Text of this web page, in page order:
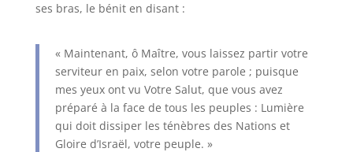
ses bras, le bénit en disant :
« Maintenant, ô Maître, vous laissez partir votre
serviteur en paix, selon votre parole ; puisque
mes yeux ont vu Votre Salut, que vous avez
préparé à la face de tous les peuples : Lumière
qui doit dissiper les ténèbres des Nations et
Gloire d’Israël, votre peuple. »